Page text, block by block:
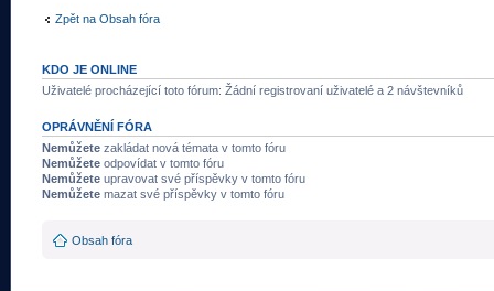
Zpět na Obsah fóra
KDO JE ONLINE
Uživatelé procházející toto fórum: Žádní registrovaní uživatelé a 2 návštevníků
OPRÁVNĚNÍ FÓRA
Nemůžete zakládat nová témata v tomto fóru
Nemůžete odpovídat v tomto fóru
Nemůžete upravovat své příspěvky v tomto fóru
Nemůžete mazat své příspěvky v tomto fóru
Obsah fóra